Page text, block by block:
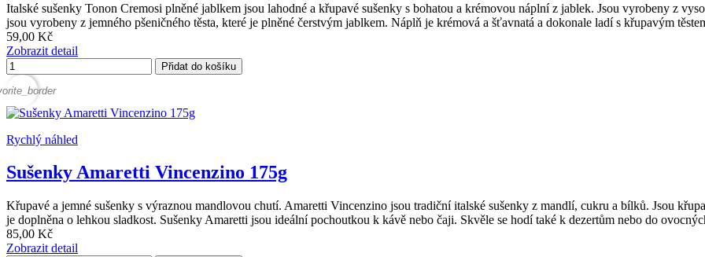
Italské sušenky Tonon Cremosi plněné jablkem jsou lahodné a křupavé sušenky s bohatou a krémovou náplní z jablek. Jsou vyrobeny z
jsou vyrobeny z jemného pšeničného těsta, které je plněné čerstvým jablkem. Náplň je krémová a šťavnatá a dokonale ladí s křupavým
59,00 Kč
Zobrazit detail
Přidat do košíku
Rychlý náhled
Sušenky Amaretti Vincenzino 175g
Křupavé a jemné sušenky s výraznou mandlovou chutí. Amaretti Vincenzino jsou tradiční italské sušenky z mandlí, cukru a bílků. Jsou
je doplněna o lehkou sladkost. Sušenky Amaretti jsou ideální pochoutkou k kávě nebo čaji. Skvěle se hodí také k dezertům nebo do
85,00 Kč
Zobrazit detail